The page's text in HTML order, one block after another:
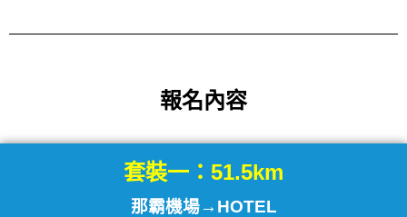
報名內容
套裝一：51.5km
那霸機場→HOTEL